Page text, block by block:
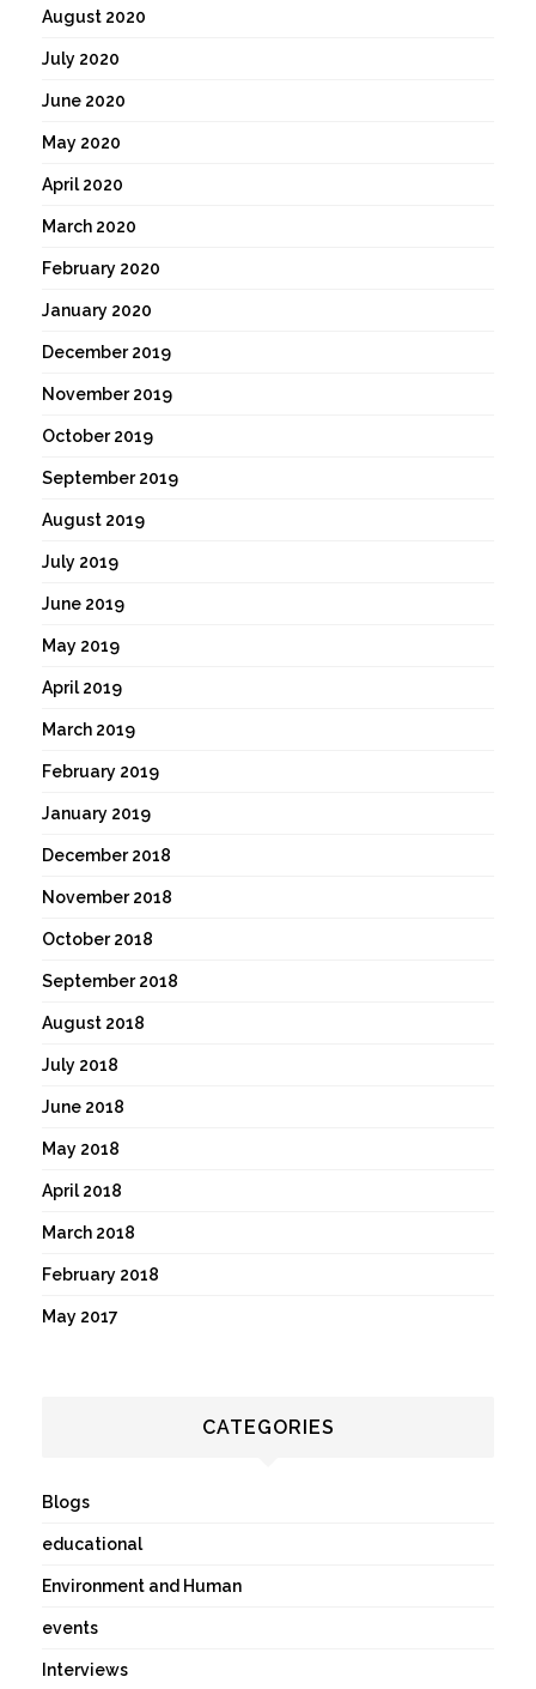
August 2020
July 2020
June 2020
May 2020
April 2020
March 2020
February 2020
January 2020
December 2019
November 2019
October 2019
September 2019
August 2019
July 2019
June 2019
May 2019
April 2019
March 2019
February 2019
January 2019
December 2018
November 2018
October 2018
September 2018
August 2018
July 2018
June 2018
May 2018
April 2018
March 2018
February 2018
May 2017
CATEGORIES
Blogs
educational
Environment and Human
events
Interviews